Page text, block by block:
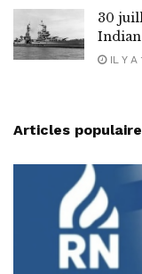
30
IL Y A
Articles